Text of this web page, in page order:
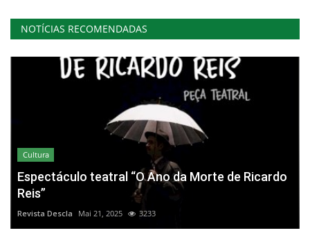
NOTÍCIAS RECOMENDADAS
Cultura
Espectáculo teatral “O Ano da Morte de Ricardo
Reis”
Revista Descla Mai 21, 2025 3233